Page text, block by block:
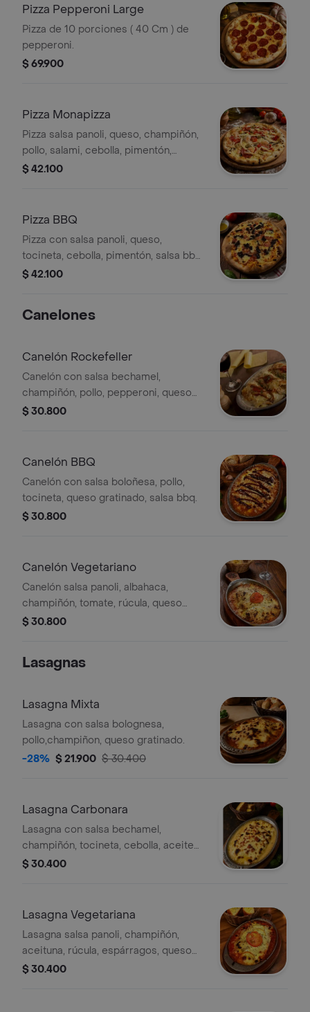
Pizza Pepperoni Large
Pizza de 10 porciones ( 40 Cm ) de
pepperoni.
$ 69.900
Pizza Monapizza
Pizza salsa panoli, queso, champiñón,
pollo, salami, cebolla, pimentón,
aceitunas, camarón, tamaño a
$ 42.100
Pizza BBQ
Pizza con salsa panoli, queso,
tocineta, cebolla, pimentón, salsa bbq,
tamaño a elección.
$ 42.100
Canelones
Canelón Rockefeller
Canelón con salsa bechamel,
champiñón, pollo, pepperoni, queso
gratinado, salsa burger.
$ 30.800
Canelón BBQ
Canelón con salsa boloñesa, pollo,
tocineta, queso gratinado, salsa bbq.
$ 30.800
Canelón Vegetariano
Canelón salsa panoli, albahaca,
champiñón, tomate, rúcula, queso
gratinado, salsa de ajo en aceite de
$ 30.800
Lasagnas
Lasagna Mixta
Lasagna con salsa bolognesa,
pollo,champiñon, queso gratinado.
-28% $ 21.900 $ 30.400
Lasagna Carbonara
Lasagna con salsa bechamel,
champiñón, tocineta, cebolla, aceite
de oliva, queso gratinado.
$ 30.400
Lasagna Vegetariana
Lasagna salsa panoli, champiñón,
aceituna, rúcula, espárragos, queso
gratinado, zucchini, queso
$ 30.400